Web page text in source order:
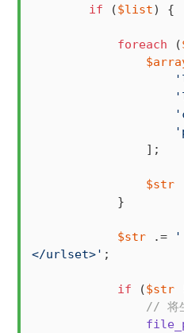
if ($list) {
foreach (
                ];
$str
            }
$str .=
'
</urlset>' ;
if ($str
// 将